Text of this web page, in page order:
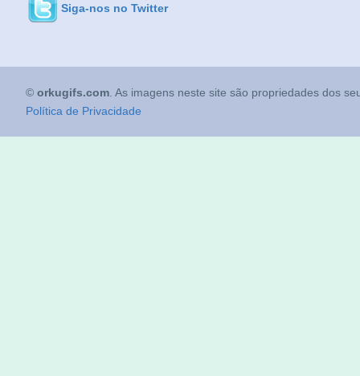
Siga-nos no Twitter
© orkugifs.com . As imagens neste site são propriedades dos
Política de Privacidade